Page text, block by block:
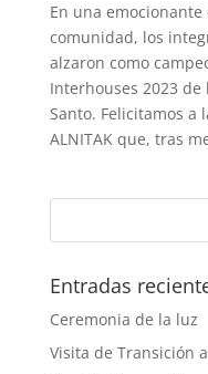
En una
comunidad, los
alzaron como
Interhouses 2023
Santo. Felicitamos a
ALNITAK que, tras
Entradas
Ceremonia de la luz
Visita de Transición